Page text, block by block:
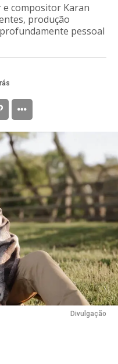
compositor Karan
produção
pessoal
Divulgação